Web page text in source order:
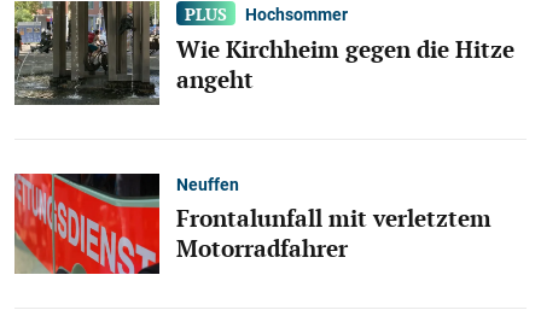
Hochsommer
Wie Kirchheim gegen die Hitze
angeht
Neuffen
Frontalunfall mit verletztem
Motorradfahrer